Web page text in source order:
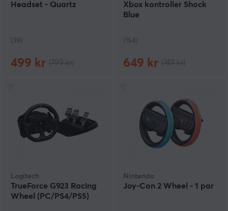
Headset - Quartz
(39)
499 kr
Xbox kontroller Shock
Blue
(154)
649 kr
Logitech
TrueForce G923 Racing
Wheel (PC/PS4/PS5)
Nintendo
Joy-Con 2 Wheel - 1 par